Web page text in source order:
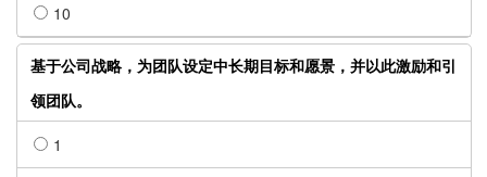
10
基于公司战略，为团队设定中长期目标和愿景，并以此激励和引
领团队。
1